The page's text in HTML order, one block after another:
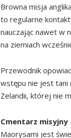
Browna misja
to regularne
nauczając nawet w
na ziemiach
Przewodnik
wstępu nie jest tani
Zelandii, której nie
Cmentarz misyjny
Maorysami jest